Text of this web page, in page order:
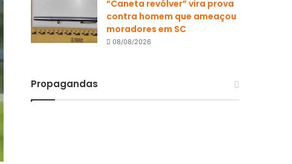
“Caneta revólver” vira prova
contra homem que ameaçou
moradores em SC
08/08/2026
Propagandas